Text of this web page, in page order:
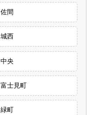
佐間
城西
中央
富士見町
緑町